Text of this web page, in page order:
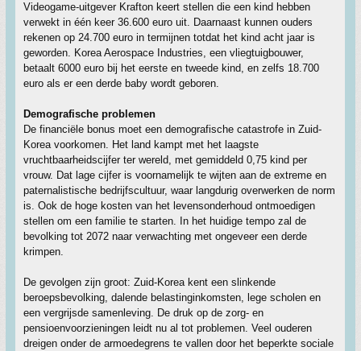
Videogame-uitgever Krafton keert stellen die een kind hebben
verwekt in één keer 36.600 euro uit. Daarnaast kunnen ouders
rekenen op 24.700 euro in termijnen totdat het kind acht jaar is
geworden. Korea Aerospace Industries, een vliegtuigbouwer,
betaalt 6000 euro bij het eerste en tweede kind, en zelfs 18.700
euro als er een derde baby wordt geboren.
Demografische problemen
De financiële bonus moet een demografische catastrofe in Zuid-
Korea voorkomen. Het land kampt met het laagste
vruchtbaarheidscijfer ter wereld, met gemiddeld 0,75 kind per
vrouw. Dat lage cijfer is voornamelijk te wijten aan de extreme en
paternalistische bedrijfscultuur, waar langdurig overwerken de norm
is. Ook de hoge kosten van het levensonderhoud ontmoedigen
stellen om een familie te starten. In het huidige tempo zal de
bevolking tot 2072 naar verwachting met ongeveer een derde
krimpen.
De gevolgen zijn groot: Zuid-Korea kent een slinkende
beroepsbevolking, dalende belastinginkomsten, lege scholen en
een vergrijsde samenleving. De druk op de zorg- en
pensioenvoorzieningen leidt nu al tot problemen. Veel ouderen
dreigen onder de armoedegrens te vallen door het beperkte sociale